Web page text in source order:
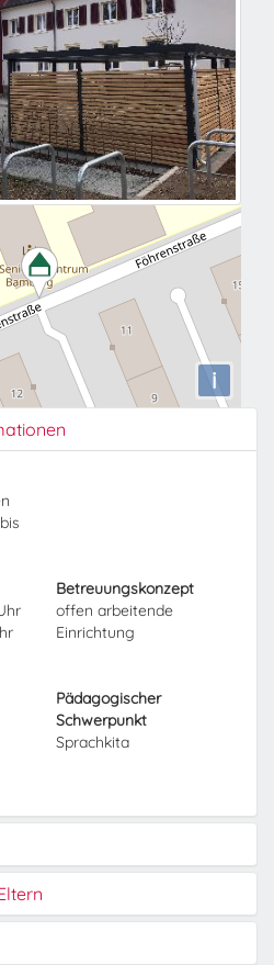
i
Betreuungskonzept
offen arbeitende
Einrichtung
Pädagogischer
Schwerpunkt
Sprachkita